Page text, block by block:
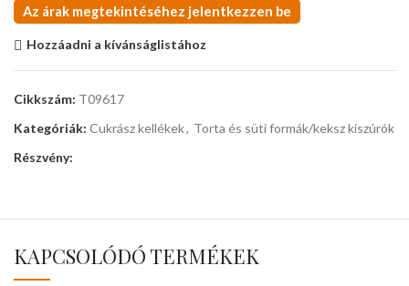
Az árak megtekintéséhez jelentkezzen be
Hozzáadni a kívánságlistához
Cikkszám: T09617
Kategóriák: Cukrász kellékek, Torta és süti formák/keksz kiszúrók
Részvény:
KAPCSOLÓDÓ TERMÉKEK